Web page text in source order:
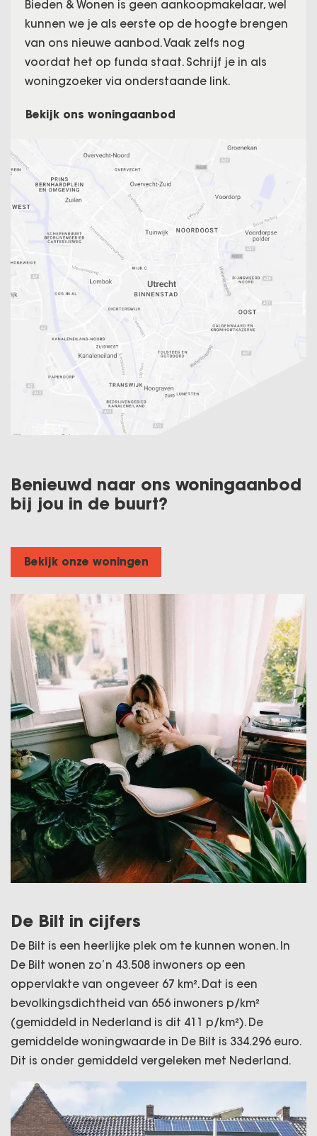
Bieden & Wonen is geen aankoopmakelaar, wel
kunnen we je als eerste op de hoogte brengen
van ons nieuwe aanbod. Vaak zelfs nog
voordat het op funda staat. Schrijf je in als
woningzoeker via onderstaande link.
Bekijk ons woningaanbod
Benieuwd naar ons woningaanbod
bij jou in de buurt?
Bekijk onze woningen
De Bilt in cijfers
De Bilt is een heerlijke plek om te kunnen wonen. In
De Bilt wonen zo’n 43.508 inwoners op een
oppervlakte van ongeveer 67 km². Dat is een
bevolkingsdichtheid van 656 inwoners p/km²
(gemiddeld in Nederland is dit 411 p/km²). De
gemiddelde woningwaarde in De Bilt is 334.296 euro.
Dit is onder gemiddeld vergeleken met Nederland.